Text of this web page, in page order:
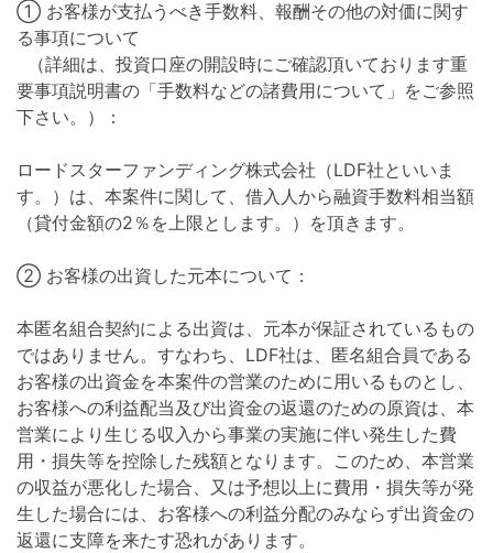
① お客様が支払うべき手数料、報酬その他の対価に関す
る事項について
（詳細は、投資口座の開設時にご確認頂いております重
要事項説明書の「手数料などの諸費用について」をご参照
下さい。）：
ロードスターファンディング株式会社（LDF社といいま
す。）は、本案件に関して、借入人から融資手数料相当額
（貸付金額の2％を上限とします。）を頂きます。
② お客様の出資した元本について：
本匿名組合契約による出資は、元本が保証されているもの
ではありません。すなわち、LDF社は、匿名組合員である
お客様の出資金を本案件の営業のために用いるものとし、
お客様への利益配当及び出資金の返還のための原資は、本
営業により生じる収入から事業の実施に伴い発生した費
用・損失等を控除した残額となります。このため、本営業
の収益が悪化した場合、又は予想以上に費用・損失等が発
生した場合には、お客様への利益分配のみならず出資金の
返還に支障を来たす恐れがあります。